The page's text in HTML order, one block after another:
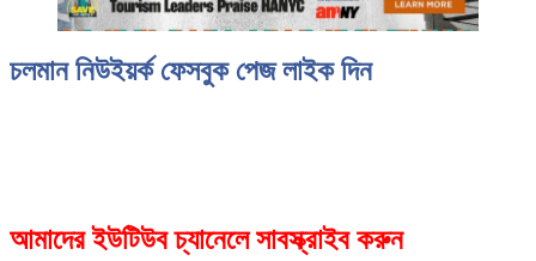
চলমান নিউইয়র্ক ফেসবুক পেজ লাইক দিন
আমাদের ইউটিউব চ্যানেলে সাবস্ক্রাইব করুন